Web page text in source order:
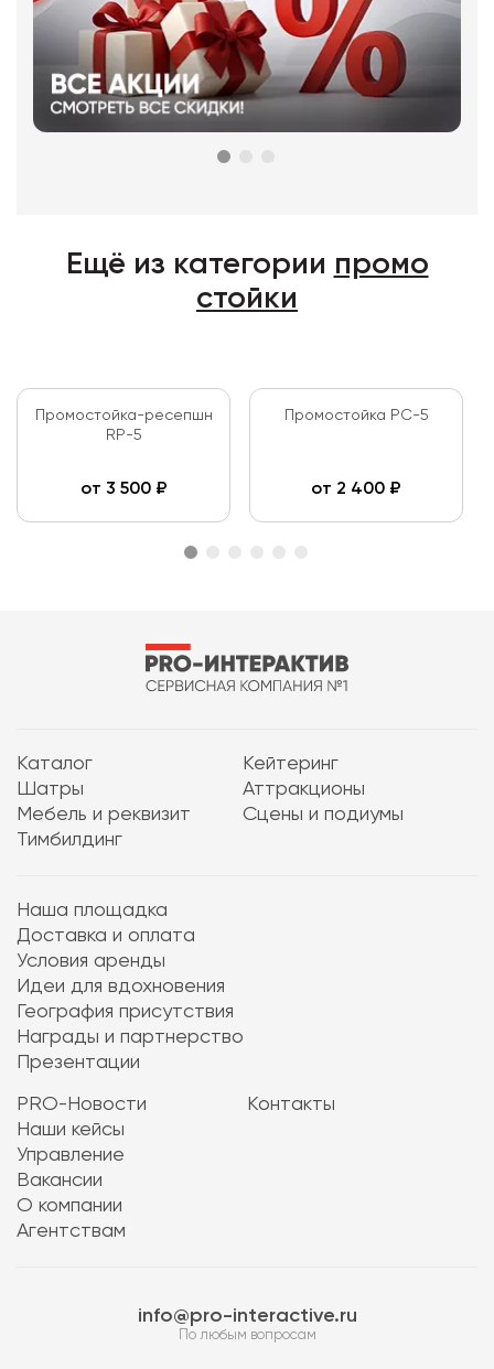
Ещё из категории промо
стойки
Промостойка-ресепшн
RP-5
от 3 500₽
Промостойка PC-5
от 2 400 ₽
Каталог
Кейтеринг
Шатры
Аттракционы
Мебель и реквизит
Сцены и подиумы
Тимбилдинг
Наша площадка
Доставка и оплата
Условия аренды
Идеи для вдохновения
География присутствия
Награды и партнерство
Презентации
PRO-Новости
Наши кейсы
Управление
Вакансии
О компании
Агентствам
Контакты
info@pro-interactive.ru
По любым вопросам